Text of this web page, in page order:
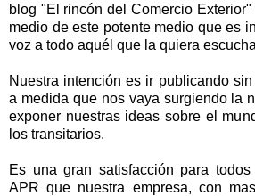
blog "El rincón del Comercio
medio de este potente medio que es
voz a todo aquél que la quiera
Nuestra intención es ir publicando
a medida que nos vaya surgiendo la
exponer nuestras ideas sobre el
los transitarios.
Es una gran satisfacción para
APR que nuestra empresa, con